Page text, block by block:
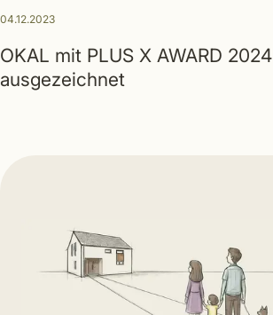
04.12.2023
OKAL mit PLUS X AWARD 2024
ausgezeichnet